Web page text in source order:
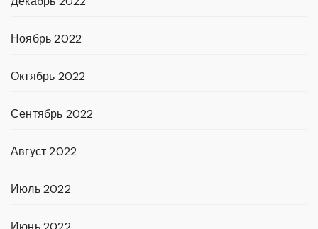
Ноябрь 2022
Октябрь 2022
Сентябрь 2022
Август 2022
Июль 2022